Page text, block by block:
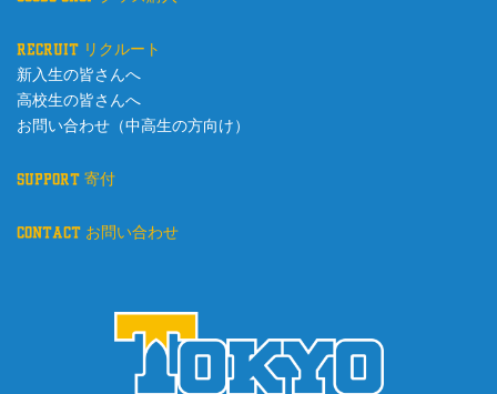
recruit リクルート
新入生の皆さんへ
高校生の皆さんへ
お問い合わせ（中高生の方向け）
support 寄付
contact お問い合わせ